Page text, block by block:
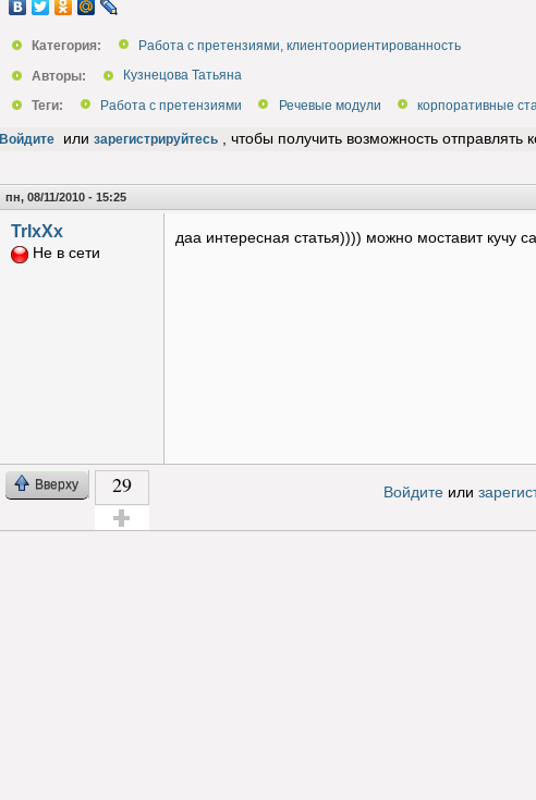
Категория:
Работа с претензиями, клиентоориентированность
Авторы:
Кузнецова Татьяна
Теги:
Работа с претензиями Речевые модули корпоративные
Войдите или зарегистрируйтесь , чтобы получить возможность отправлять
пн, 08/11/2010 - 15:25
TrIxXx
Не в сети
даа интересная статья)))) можно моставит кучу
Вверху 29 Войдитеили